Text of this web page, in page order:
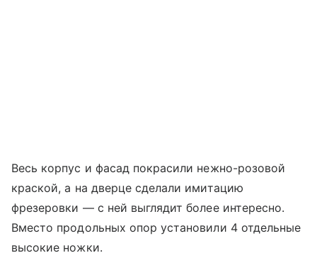
Весь корпус и фасад покрасили нежно-розовой
краской, а на дверце сделали имитацию
фрезеровки — с ней выглядит более интересно.
Вместо продольных опор установили 4 отдельные
высокие ножки.